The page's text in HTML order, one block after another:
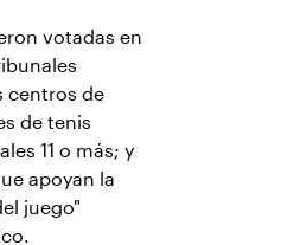
votadas en
centros de
de tenis
11 o más; y
apoyan la
juego"